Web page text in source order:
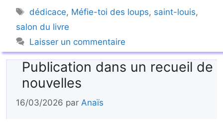
Étiquettes
dédicace, Méfie-toi des loups, saint-louis,
salon du livre
Laisser un commentaire
Publication dans un recueil de
nouvelles
16/03/2026 par Anaïs